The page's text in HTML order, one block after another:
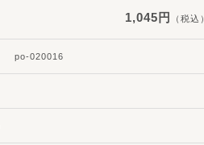
1,045円 （税込
po-020016